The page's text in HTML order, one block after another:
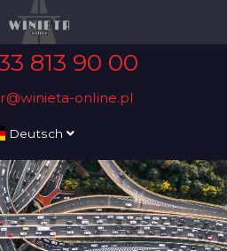
813 90 00
online.pl
Deutsch